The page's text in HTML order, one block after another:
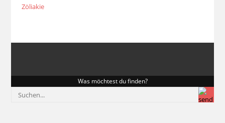
Zöliakie
Was möchtest du finden?